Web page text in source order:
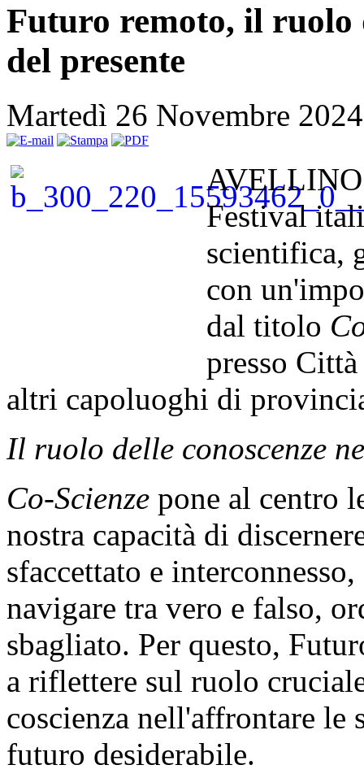
Futuro remoto, il ruolo
del presente
Martedì 26 Novembre
Festival
scientifica,
con
dal titolo
presso
altri capoluoghi di
Il ruolo delle conoscenze
Co-Scienze pone al centro
nostra capacità di
sfaccettato e
navigare tra vero e falso,
sbagliato. Per questo,
a riflettere sul ruolo
coscienza nell'affrontare le
futuro desiderabile.